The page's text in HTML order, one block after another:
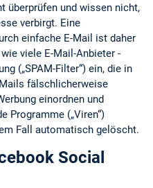
überprüfen und wissen nicht,
verbirgt. Eine
einfache E-Mail ist daher
viele E-Mail-Anbieter -
(„SPAM-Filter“) ein, die in
fälschlicherweise
einordnen und
Programme („Viren“)
Fall automatisch gelöscht.
Social